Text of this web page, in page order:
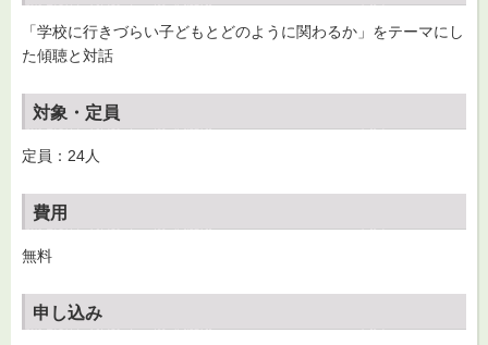
「学校に行きづらい子どもとどのように関わるか」をテーマにし
た傾聴と対話
対象・定員
定員：24人
費用
無料
申し込み